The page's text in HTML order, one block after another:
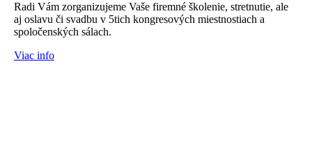
Radi Vám zorganizujeme Vaše firemné školenie, stretnutie, ale
aj oslavu či svadbu v 5tich kongresových miestnostiach a
spoločenských sálach.
Viac info